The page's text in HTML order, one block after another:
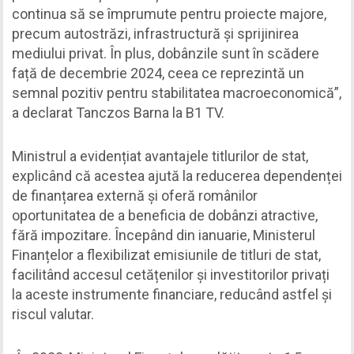
continua să se împrumute pentru proiecte majore,
precum autostrăzi, infrastructură și sprijinirea
mediului privat. În plus, dobânzile sunt în scădere
față de decembrie 2024, ceea ce reprezintă un
semnal pozitiv pentru stabilitatea macroeconomică”,
a declarat Tanczos Barna la B1 TV.
Ministrul a evidențiat avantajele titlurilor de stat,
explicând că acestea ajută la reducerea dependenței
de finanțarea externă și oferă românilor
oportunitatea de a beneficia de dobânzi atractive,
fără impozitare. Începând din ianuarie, Ministerul
Finanțelor a flexibilizat emisiunile de titluri de stat,
facilitând accesul cetățenilor și investitorilor privați
la aceste instrumente financiare, reducând astfel și
riscul valutar.